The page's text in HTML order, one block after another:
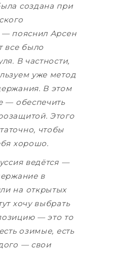
создана при
— пояснил Арсен
все было
В частности,
уже метод
В этом
— обеспечить
Этого
чтобы
хорошо.
ведётся —
в
на открытых
хочу выбрать
— это то
озимые, есть
— свои